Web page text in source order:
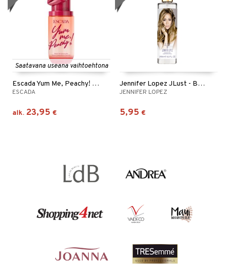
Saatavana useana vaihtoehtona
Escada Yum Me, Peachy! - Body Mist
ESCADA
alk. 23,95 €
Jennifer Lopez JLust - Body Mist
JENNIFER LOPEZ
5,95 €